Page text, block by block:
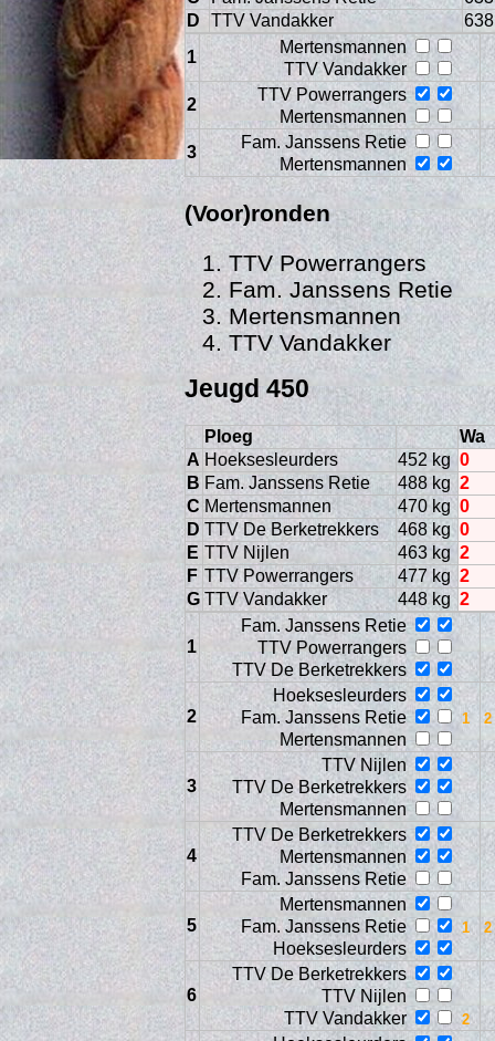
D
TTV Vandakker
1
Mertensmannen
TTV Vandakker
2
TTV Powerrangers
Mertensmannen
3
Fam. Janssens Retie
Mertensmannen
(Voor)ronden
TTV Powerrangers
Fam. Janssens Retie
Mertensmannen
TTV Vandakker
Jeugd 450
Ploeg
Wa
A Hoeksesleurders 452 kg 0
B Fam. Janssens Retie 488 kg 2
C Mertensmannen 470 kg 0
D TTV De Berketrekkers 468 kg 0
E TTV Nijlen 463 kg 2
F TTV Powerrangers 477 kg 2
G TTV Vandakker 448 kg 2
1
Fam. Janssens Retie
TTV Powerrangers
TTV De Berketrekkers
2
Hoeksesleurders
Fam. Janssens Retie
Mertensmannen
3
TTV Nijlen
TTV De Berketrekkers
Mertensmannen
4
TTV De Berketrekkers
Mertensmannen
Fam. Janssens Retie
5
Mertensmannen
Fam. Janssens Retie
Hoeksesleurders
6
TTV De Berketrekkers
TTV Nijlen
TTV Vandakker